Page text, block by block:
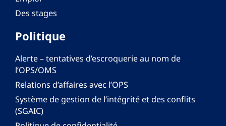
Des stages
Politique
Alerte – tentatives d’escroquerie au nom de
l’OPS/OMS
Relations d’affaires avec l’OPS
Système de gestion de l’intégrité et des conflits
(SGAIC)